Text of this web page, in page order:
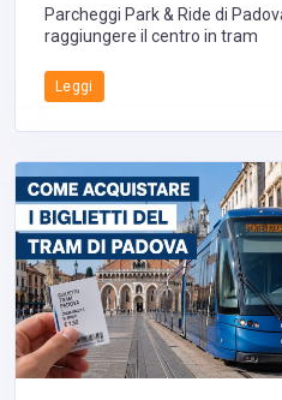
Parcheggi Park & Ride di
raggiungere il centro in tram
Leggi